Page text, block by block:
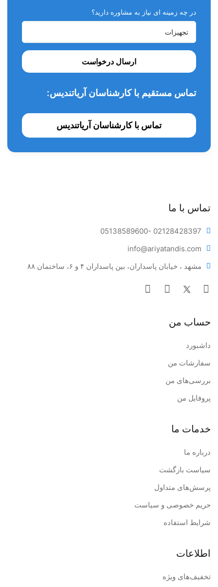
در چه زمینه ای نیاز به مشاوره دارید؟
ارسال درخواست
تماس مستقیم با کارشناسان آریاتندیس:
تماس با کارشناسان آریاتندیس
تماس با ما
05138589600- 02128428397
info@ariyatandis.com
مشهد ، خیابان پاسداران، بین پاسداران ۴ و ۶، ساختمان ۸۸
حساب من
داشبورد
سفارشات من
بررسی‌های من
پروفایل من
خدمات ما
درباره ما
سیاست بازگشت
پرسش‌های متداول
حریم خصوصی و سیاست
شرایط استفاده
اطلاعات
تخفیف‌های ویژه